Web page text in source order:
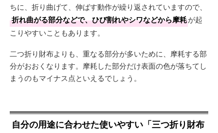
ちに、折り曲げて、伸ばす動作が繰り返されていますので、
折れ曲がる部分などで、ひび割れやシワなどから摩耗が起
こりやすいこともあります。
二つ折り財布よりも、重なる部分が多いために、摩耗する部
分がおおくなります。摩耗した部分だけ表面の色が落ちてし
まうのもマイナス点といえるでしょう。
自分の用途に合わせた使いやすい「三つ折り財布